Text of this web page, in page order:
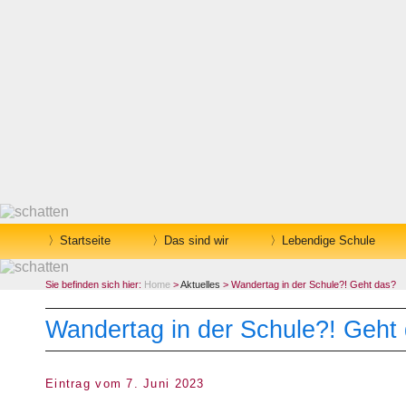
Startseite Das sind wir Lebendige Schule
Sie befinden sich hier: Home >Aktuelles > Wandertag in der Schule?! Geht das?
Wandertag in der Schule?! Geht
Eintrag vom 7. Juni 2023